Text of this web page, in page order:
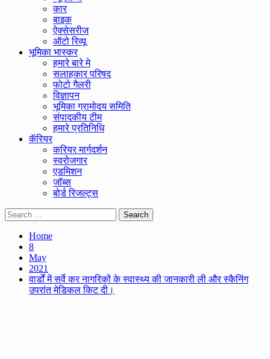
कार
बाइक
ऐक्सेसरीज
ऑटो रिव्यू
भूमिका भास्कर
हमारे बारे मे
सलाहकार परिषद
फोटो गैलरी
विज्ञापन
भूमिका ग्रामोदय समिति
संपादकीय टीम
हमारे प्रतिनिधि
कॅरियर
करियर मार्गदर्शन
स्वरोजगार
एडमिशन
जॉब्स
बोर्ड रिजल्ट्स
Search
for:
Home
8
May
2021
वार्डों में सर्वे कर नागरिकों के स्वास्थ्य की जानकारी ली और स्कैनिंग
उपरांत मेडिकल किट दी।